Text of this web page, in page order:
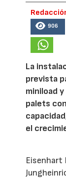
906
La
prevista
miniload
palets
el
Eisenhart